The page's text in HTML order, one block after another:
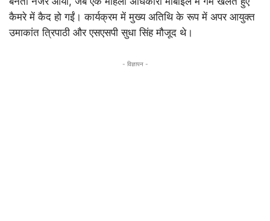
कैमरे में कैद हो गईं। कार्यक्रम में मुख्य अतिथि के रूप में अपर आयुक्त
उमाकांत त्रिपाठी और एसएसपी सुधा सिंह मौजूद थे।
- विज्ञापन -